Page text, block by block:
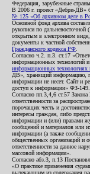
Федерация, зарубежные страны.
В 2006 г. проект «Дебри-ДВ»
№ 125 «Об архивном деле в
Основной фонд архива
рукописи по
открытым в электронном
документы к частной
Гражданского кодекса РФ
Согласно ч.2. п.3. ст.17
информационных технологий
информационных
ДВ», хранящий информацию,
информации не несет. Сайт и
доступ к информации» ФЗ-149.
Согласно пп.3,4,6 ст.57
ответственности за
порочащих честь и
интересы граждан, либо
информации и (или) правами
сообщений и материалов или
информации (а также
общественных организаций и
ответственности за данное
массовой информации».
Согласно абз.3, п.13
«О практике применения
вытекающим из содержания